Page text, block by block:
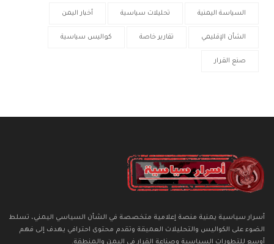
السياسة اليمنية تحليلات سياسية أخبار اليمن
الشأن الإقليمي تقارير خاصة كواليس سياسية
صنع القرار
أسرار سياسية يمنية منصة إعلامية متخصصة في الشأن السياسي اليمني، تسلط
الضوء على الكواليس والتحليلات العميقة وتقدم محتوى احترافي يهدف إلى فهم
أوسع للتطورات السياسية وصناعة القرار في اليمن والمنطقة.